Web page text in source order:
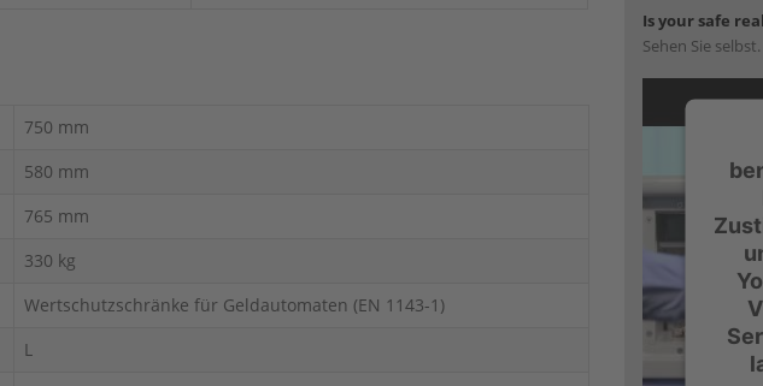
750 mm
580 mm
765 mm
330 kg
Wertschutzschränke für Geldautomaten (EN 1143-1)
L
Is your safe
Sehen Sie selbst.